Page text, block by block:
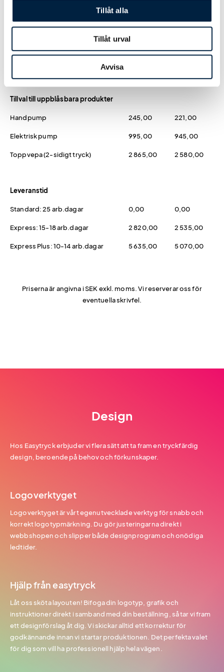
Tillåt alla
Tillåt urval
Avvisa
Tryck
Tillval till uppblåsbara produkter
Handpump 245,00 221,00
Elektrisk pump 995,00 945,00
Toppvepa (2-sidigt tryck) 2 865,00 2 580,00
Leveranstid
Standard: 25 arb.dagar 0,00 0,00
Express: 15-18 arb.dagar 2 820,00 2 535,00
Express Plus: 10-14 arb.dagar 5 635,00 5 070,00
Priserna är angivna i SEK exkl. moms. Vi reserverar oss för
eventuella skrivfel.
Design
Hos Easytryck erbjuder vi flera sätt att ta fram en tryckfärdig
design, beroende på behov och förkunskaper.
Logoverktyget
Logoverktyget är vårt egenutvecklade verktyg för snabb och
korrekt logotypmärkning. Du gör justeringarna direkt i
webbshopen och slipper både designprogram och onödiga
ledtider.
Hjälp från easytryck
Låt oss sköta layouten! Bifoga din logotyp, grafik och
instruktioner direkt i samband med din beställning, så tar vi fram
ett designförslag åt dig. Vi skickar alltid ett korrektur för
godkännande innan vi startar produktionen. Det perfekta valet
för dig som vill ha professionell hjälp hela vägen.